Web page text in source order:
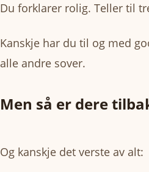
Du forklarer rolig. Teller til
Kanskje har du til og med
alle andre sover.
Men så er dere
Og kanskje det verste av alt: